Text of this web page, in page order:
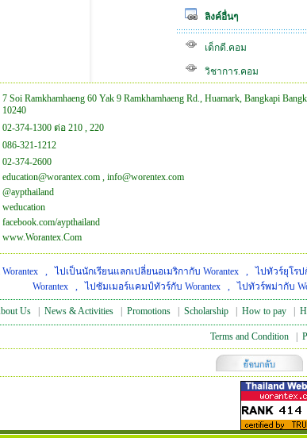
ลิงค์อื่นๆ
เด็กดี.คอม
วิชาการ.คอม
7 Soi Ramkhamhaeng 60 Yak 9 Ramkhamhaeng Rd., Huamark, Bangkapi
10240
02-374-1300 ต่อ 210 , 220
086-321-1212
02-374-2600
education@worantex.com , info@worentex.com
@aypthailand
weducation
facebook.com/aypthailand
www.Worantex.Com
, ไปเป็นนักเรียนแลกเปลี่ยนอเมริกากับ Worantex , ไปทัวร์ยุโรป
Worantex, ไปซัมเมอร์แคมป์ทัวร์กับ Worantex, ไปทัวร์พม่ากับ
Us News & Activities Promotions Scholarship How to pay
Terms and Condition